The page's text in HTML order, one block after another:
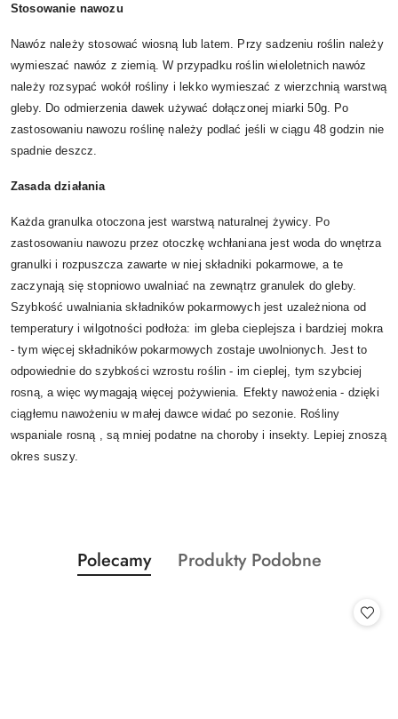
Stosowanie nawozu
Nawóz należy stosować wiosną lub latem. Przy sadzeniu roślin należy
wymieszać nawóz z ziemią. W przypadku roślin wieloletnich nawóz
należy rozsypać wokół rośliny i lekko wymieszać z wierzchnią warstwą
gleby. Do odmierzenia dawek używać dołączonej miarki 50g. Po
zastosowaniu nawozu roślinę należy podlać jeśli w ciągu 48 godzin nie
spadnie deszcz.
Zasada działania
Każda granulka otoczona jest warstwą naturalnej żywicy. Po
zastosowaniu nawozu przez otoczkę wchłaniana jest woda do wnętrza
granulki i rozpuszcza zawarte w niej składniki pokarmowe, a te
zaczynają się stopniowo uwalniać na zewnątrz granulek do gleby.
Szybkość uwalniania składników pokarmowych jest uzależniona od
temperatury i wilgotności podłoża: im gleba cieplejsza i bardziej mokra
- tym więcej składników pokarmowych zostaje uwolnionych. Jest to
odpowiednie do szybkości wzrostu roślin - im cieplej, tym szybciej
rosną, a więc wymagają więcej pożywienia. Efekty nawożenia - dzięki
ciągłemu nawożeniu w małej dawce widać po sezonie. Rośliny
wspaniale rosną , są mniej podatne na choroby i insekty. Lepiej znoszą
okres suszy.
Pomiń karuzelę produktów
Produkty
o
Polecamy
Produkty
Produkty Podobne